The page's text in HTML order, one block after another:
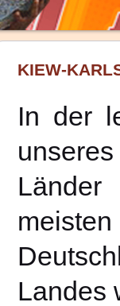
KIEW-
In der
Landes